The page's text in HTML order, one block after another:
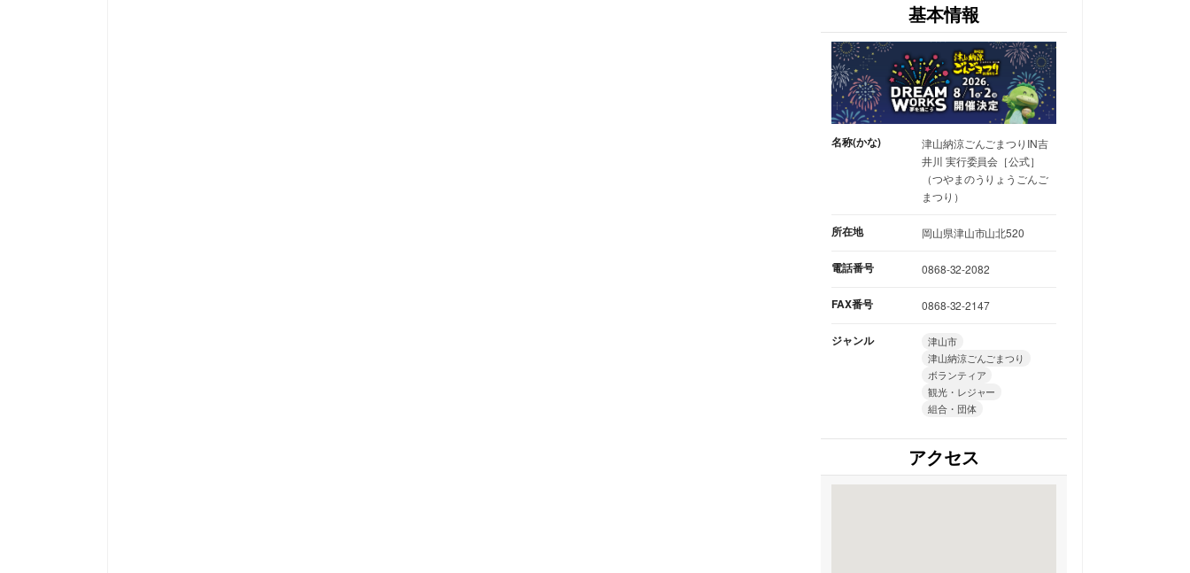
基本情報
名称(かな)
津山納涼ごんごまつりIN吉
井川 実行委員会［公式］
（つやまのうりょうごんご
まつり）
所在地 岡山県津山市山北520
電話番号 0868-32-2082
FAX番号 0868-32-2147
ジャンル
津山市
津山納涼ごんごまつり
ボランティア
観光・レジャー
組合・団体
アクセス